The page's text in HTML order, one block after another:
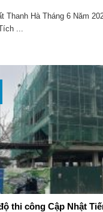
Thanh Hà Tháng 6 Năm
...
thi công Cập Nhật